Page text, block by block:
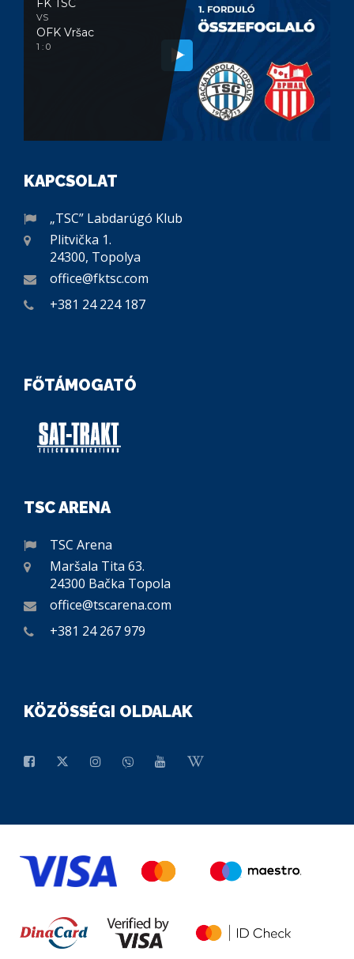
FK TSC
VS
OFK Vršac
1 : 0
KAPCSOLAT
„TSC” Labdarúgó Klub
Plitvička 1.
24300, Topolya
office@fktsc.com
+381 24 224 187
FŐTÁMOGATÓ
TSC ARENA
TSC Arena
Maršala Tita 63.
24300 Bačka Topola
office@tscarena.com
+381 24 267 979
KÖZÖSSÉGI OLDALAK